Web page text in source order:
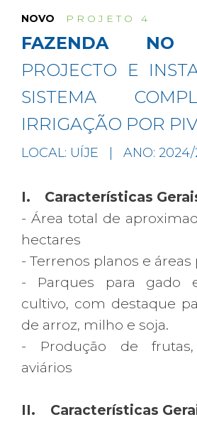
NOVO P R O J E T O 4
FAZENDA
PROJECTO E
SISTEMA
IRRIGAÇÃO POR
LOCAL: UÍJE | ANO: 2024/
I. Características
- Área total de
hectares
- Terrenos planos e áreas
- Parques para gado
cultivo, com destaque
de arroz, milho e soja.
- Produção de
aviários
II. Características